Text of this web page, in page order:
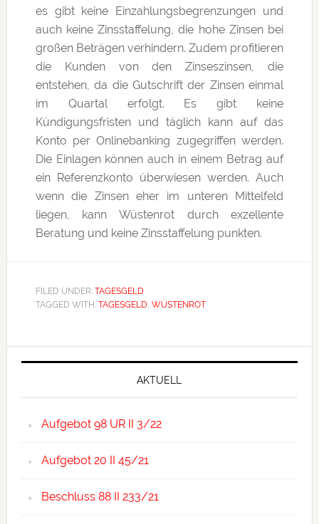
es gibt keine Einzahlungsbegrenzungen und
auch keine Zinsstaffelung, die hohe Zinsen bei
großen Beträgen verhindern. Zudem profitieren
die Kunden von den Zinseszinsen, die
entstehen, da die Gutschrift der Zinsen einmal
im Quartal erfolgt. Es gibt keine
Kündigungsfristen und täglich kann auf das
Konto per Onlinebanking zugegriffen werden.
Die Einlagen können auch in einem Betrag auf
ein Referenzkonto überwiesen werden. Auch
wenn die Zinsen eher im unteren Mittelfeld
liegen, kann Wüstenrot durch exzellente
Beratung und keine Zinsstaffelung punkten.
FILED UNDER: TAGESGELD
TAGGED WITH: TAGESGELD, WÜSTENROT
Primary
AKTUELL
Aufgebot 98 UR II 3/22
Aufgebot 20 II 45/21
Beschluss 88 II 233/21